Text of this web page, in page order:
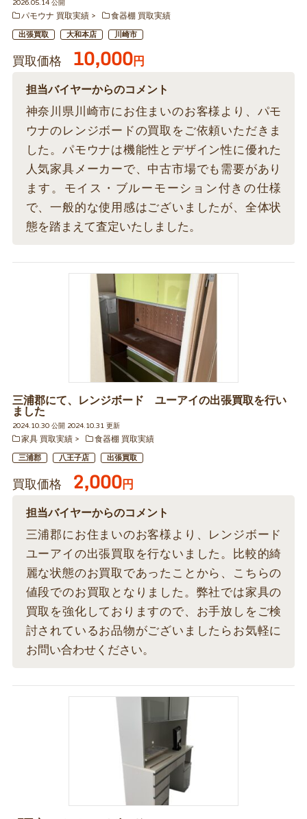
2026.05.14 公開
パモウナ 買取実績
食器棚 買取実績
出張買取 大和本店 川崎市
買取価格 10,000円
担当バイヤーからのコメント
神奈川県川崎市にお住まいのお客様より、パモ
ウナのレンジボードの買取をご依頼いただきま
した。パモウナは機能性とデザイン性に優れた
人気家具メーカーで、中古市場でも需要があり
ます。モイス・ブルーモーション付きの仕様
で、一般的な使用感はございましたが、全体状
態を踏まえて査定いたしました。
三浦郡にて、レンジボード ユーアイの出張買取を行い
ました
2024.10.30 公開 2024.10.31 更新
家具 買取実績
食器棚 買取実績
三浦郡 八王子店 出張買取
買取価格 2,000円
担当バイヤーからのコメント
三浦郡にお住まいのお客様より、レンジボード
ユーアイの出張買取を行ないました。比較的綺
麗な状態のお買取であったことから、こちらの
値段でのお買取となりました。弊社では家具の
買取を強化しておりますので、お手放しをご検
討されているお品物がございましたらお気軽に
お問い合わせください。